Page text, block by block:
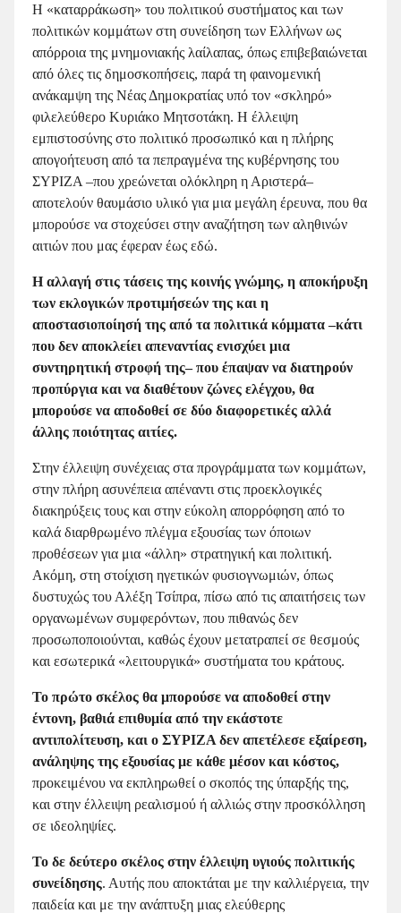
Η «καταρράκωση» του πολιτικού συστήματος και των
πολιτικών κομμάτων στη συνείδηση των Ελλήνων ως
απόρροια της μνημονιακής λαίλαπας, όπως επιβεβαιώνεται
από όλες τις δημοσκοπήσεις, παρά τη φαινομενική
ανάκαμψη της Νέας Δημοκρατίας υπό τον «σκληρό»
φιλελεύθερο Κυριάκο Μητσοτάκη. Η έλλειψη
εμπιστοσύνης στο πολιτικό προσωπικό και η πλήρης
απογοήτευση από τα πεπραγμένα της κυβέρνησης του
ΣΥΡΙΖΑ –που χρεώνεται ολόκληρη η Αριστερά–
αποτελούν θαυμάσιο υλικό για μια μεγάλη έρευνα, που θα
μπορούσε να στοχεύσει στην αναζήτηση των αληθινών
αιτιών που μας έφεραν έως εδώ.
Η αλλαγή στις τάσεις της κοινής γνώμης, η αποκήρυξη
των εκλογικών προτιμήσεών της και η
αποστασιοποίησή της από τα πολιτικά κόμματα –κάτι
που δεν αποκλείει απεναντίας ενισχύει μια
συντηρητική στροφή της– που έπαψαν να διατηρούν
προπύργια και να διαθέτουν ζώνες ελέγχου, θα
μπορούσε να αποδοθεί σε δύο διαφορετικές αλλά
άλλης ποιότητας αιτίες.
Στην έλλειψη συνέχειας στα προγράμματα των κομμάτων,
στην πλήρη ασυνέπεια απέναντι στις προεκλογικές
διακηρύξεις τους και στην εύκολη απορρόφηση από το
καλά διαρθρωμένο πλέγμα εξουσίας των όποιων
προθέσεων για μια «άλλη» στρατηγική και πολιτική.
Ακόμη, στη στοίχιση ηγετικών φυσιογνωμιών, όπως
δυστυχώς του Αλέξη Τσίπρα, πίσω από τις απαιτήσεις των
οργανωμένων συμφερόντων, που πιθανώς δεν
προσωποποιούνται, καθώς έχουν μετατραπεί σε θεσμούς
και εσωτερικά «λειτουργικά» συστήματα του κράτους.
Το πρώτο σκέλος θα μπορούσε να αποδοθεί στην
έντονη, βαθιά επιθυμία από την εκάστοτε
αντιπολίτευση, και ο ΣΥΡΙΖΑ δεν απετέλεσε εξαίρεση,
ανάληψης της εξουσίας με κάθε μέσον και κόστος,
προκειμένου να εκπληρωθεί ο σκοπός της ύπαρξής της,
και στην έλλειψη ρεαλισμού ή αλλιώς στην προσκόλληση
σε ιδεοληψίες.
Το δε δεύτερο σκέλος στην έλλειψη υγιούς πολιτικής
συνείδησης. Αυτής που αποκτάται με την καλλιέργεια, την
παιδεία και με την ανάπτυξη μιας ελεύθερης